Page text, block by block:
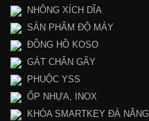
NHÔNG XÍCH DĨA
SẢN PHẨM ĐỘ MÁY
ĐỒNG HỒ KOSO
GÁT CHÂN GÃY
PHUỘC YSS
ỐP NHỰA, INOX
KHÓA SMARTKEY ĐÀ NẴNG